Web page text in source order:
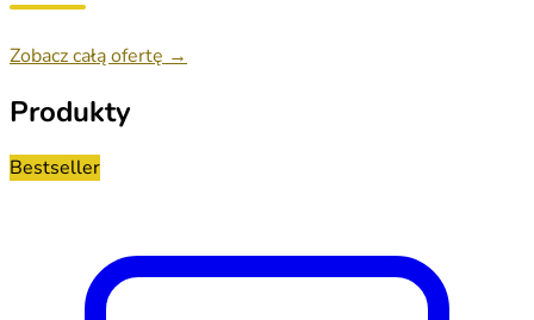
Zobacz całą ofertę →
Produkty
Bestseller